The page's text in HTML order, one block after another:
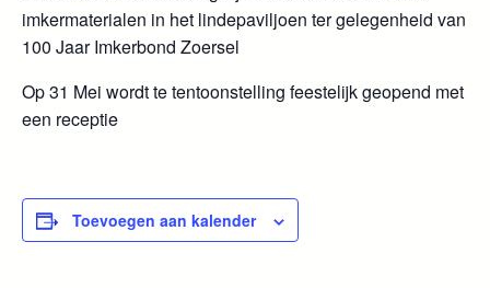
imkermaterialen in het lindepaviljoen ter gelegenheid van
100 Jaar Imkerbond Zoersel
Op 31 Mei wordt te tentoonstelling feestelijk geopend met
een receptie
Toevoegen aan kalender